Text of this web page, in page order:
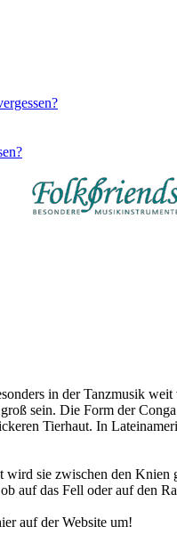
in der Tanzmusik weit
sein. Die Form der
Tierhaut. In
sie zwischen den
auf das Fell oder auf den
auf der Website um!